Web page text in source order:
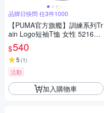
品牌日快閃 任3件1000
【PUMA官方旗艦】訓練系列Tr
ain Logo短袖T恤 女性 521634
01
$540
5 (1)
活動
加入購物車